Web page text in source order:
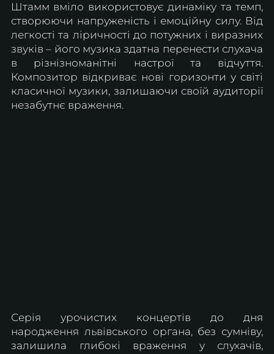
Штамм вміло використовує динаміку та темп,
створюючи напруженість і емоційну силу. Від
легкості та ліричності до потужних і виразних
звуків – його музика здатна перенести слухача
в різнізноманітні настрої та відчуття.
Композитор відкриває нові горизонти у світі
класичної музики, залишаючи своїй аудиторії
незабутнє враження.
Серія урочистих концертів до дня
народження львівського органа, без сумніву,
залишила глибокі враження у слухачів,